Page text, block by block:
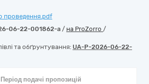
проведення.pdf
06-22-001862-a / на ProZorro /
та обґрунтування: UA-P-2026-06-22-
Період подачі пропозицій